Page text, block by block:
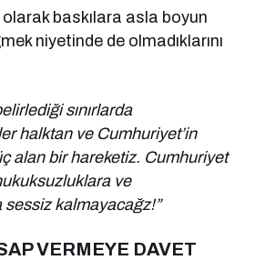
baskılara asla boyun
niyetinde de olmadıklarını
sınırlarda
halktan ve Cumhuriyet’in
alan bir hareketiz. Cumhuriyet
ve
kalmayacağz!”
VERMEYE DAVET